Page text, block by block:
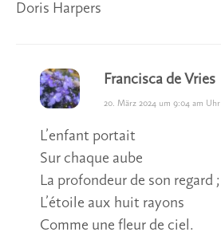
Doris Harpers
Francisca de Vries
20. März 2024 um 9:04 am Uhr
L’enfant portait
Sur chaque aube
La profondeur de son regard ;
L’étoile aux huit rayons
Comme une fleur de ciel.